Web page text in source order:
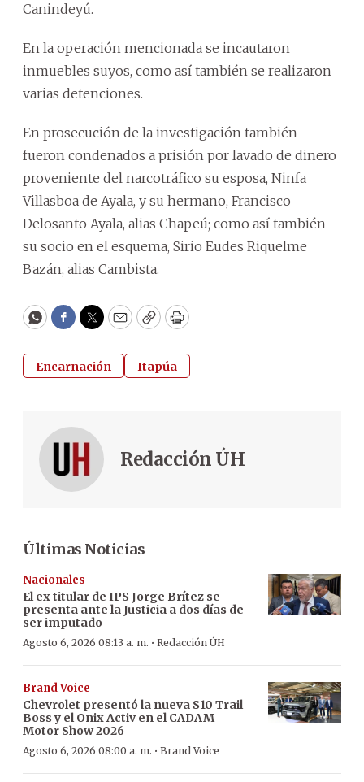
Canindeyú.
En la operación mencionada se incautaron
inmuebles suyos, como así también se realizaron
varias detenciones.
En prosecución de la investigación también
fueron condenados a prisión por lavado de dinero
proveniente del narcotráfico su esposa, Ninfa
Villasboa de Ayala, y su hermano, Francisco
Delosanto Ayala, alias Chapeú; como así también
su socio en el esquema, Sirio Eudes Riquelme
Bazán, alias Cambista.
WhatsApp
Facebook
Twitter
EmailCopyPrint
Encarnación Itapúa
Redacción ÚH
Últimas Noticias
Nacionales
El ex titular de IPS Jorge Brítez se
presenta ante la Justicia a dos días de
ser imputado
Agosto 6, 2026 08:13 a. m. · Redacción ÚH
Brand Voice
Chevrolet presentó la nueva S10 Trail
Boss y el Onix Activ en el CADAM
Motor Show 2026
Agosto 6, 2026 08:00 a. m. · Brand Voice